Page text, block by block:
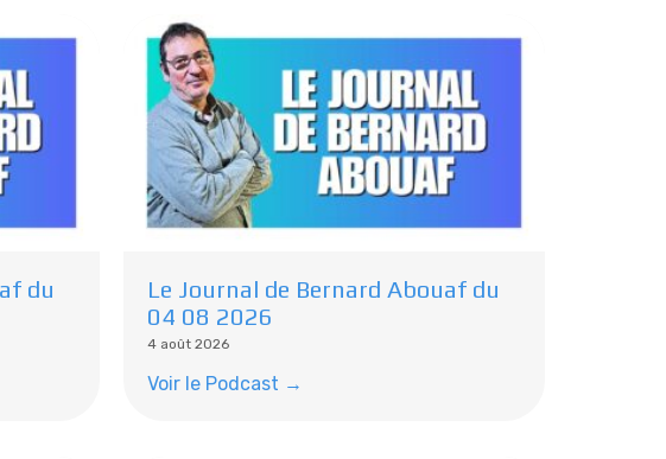
du
Le Journal de Bernard Abouaf du
04 08 2026
4 août 2026
Voir le Podcast →